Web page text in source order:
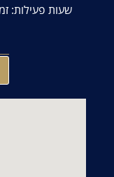
שעות פעילות: